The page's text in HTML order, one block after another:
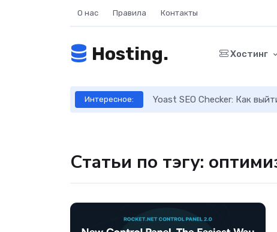
О нас Правила Контакты
Hosting. Хостинг
Интересное: Yoast SEO Checker: Как
Статьи по тэгу: